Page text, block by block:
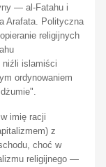
— al-Fatahu i
Arafata. Polityczna
religijnych
niźli islamiści
ordynowaniem
imię racji
z
choć w
religijnego —